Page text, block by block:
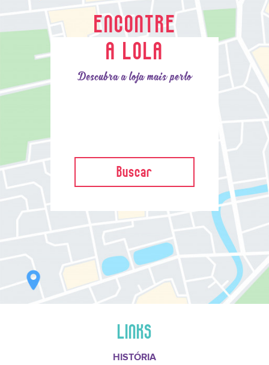
ENCONTRE
A LOLA
Descubra a loja mais perto
Buscar
LINKS
HISTÓRIA